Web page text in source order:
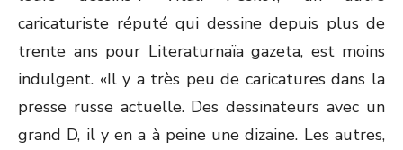
caricaturiste réputé qui dessine depuis plus de
trente ans pour Literaturnaïa gazeta, est moins
indulgent. «Il y a très peu de caricatures dans la
presse russe actuelle. Des dessinateurs avec un
grand D, il y en a à peine une dizaine. Les autres,